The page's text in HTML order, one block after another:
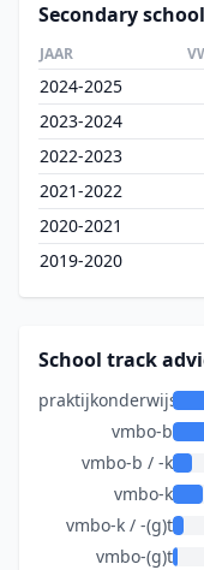
Secondary
JAAR
2024-2025
2023-2024
2022-2023
2021-2022
2020-2021
2019-2020
School track
praktijkonderwijs
vmbo-b
vmbo-b / -k
vmbo-k
vmbo-k / -(g)t
vmbo-(g)t